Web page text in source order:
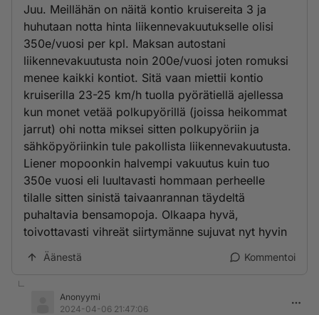
Juu. Meillähän on näitä kontio kruisereita 3 ja
huhutaan notta hinta liikennevakuutukselle olisi
350e/vuosi per kpl. Maksan autostani
liikennevakuutusta noin 200e/vuosi joten romuksi
menee kaikki kontiot. Sitä vaan miettii kontio
kruiserilla 23-25 km/h tuolla pyörätiellä ajellessa
kun monet vetää polkupyörillä (joissa heikommat
jarrut) ohi notta miksei sitten polkupyöriin ja
sähköpyöriinkin tule pakollista liikennevakuutusta.
Liener mopoonkin halvempi vakuutus kuin tuo
350e vuosi eli luultavasti hommaan perheelle
tilalle sitten sinistä taivaanrannan täydeltä
puhaltavia bensamopoja. Olkaapa hyvä,
toivottavasti vihreät siirtymänne sujuvat nyt hyvin
Äänestä Kommentoi
Anonyymi
2024-04-06 21:47:06